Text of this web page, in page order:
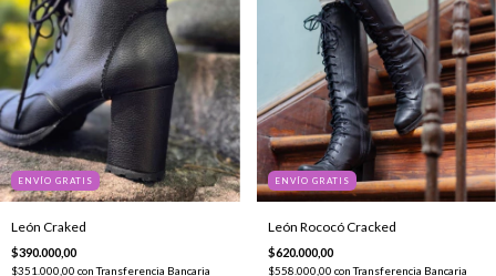
ENVÍO GRATIS
León Craked
$390.000,00
$351.000,00 con Transferencia Bancaria
ENVÍO GRATIS
León Rococó Cracked
$620.000,00
$558.000,00 con Transferencia Bancaria